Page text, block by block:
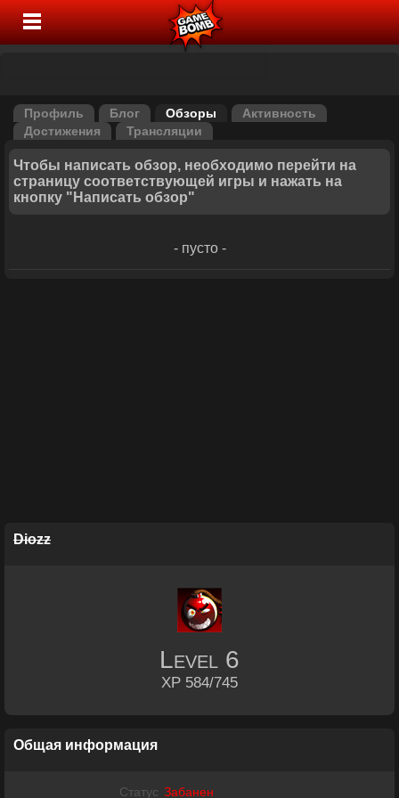
Профиль Блог Обзоры
Активность
Достижения
Трансляции
Чтобы написать обзор, необходимо перейти на
страницу соответствующей игры и нажать на
кнопку "Написать обзор"
- пусто -
Diozz
Level 6
XP 584/745
Общая информация
Статус Забанен